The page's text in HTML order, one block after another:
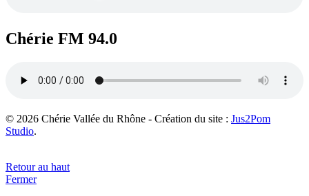
Chérie FM 94.0
© 2026 Chérie Vallée du Rhône - Création du site : Jus2Pom
Studio.
Retour au haut
Fermer